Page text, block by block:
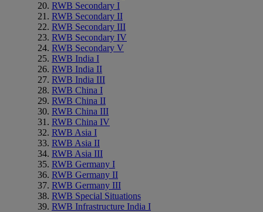
RWB Secondary I
RWB Secondary II
RWB Secondary III
RWB Secondary IV
RWB Secondary V
RWB India I
RWB India II
RWB India III
RWB China I
RWB China II
RWB China III
RWB China IV
RWB Asia I
RWB Asia II
RWB Asia III
RWB Germany I
RWB Germany II
RWB Germany III
RWB Special Situations
RWB Infrastructure India I